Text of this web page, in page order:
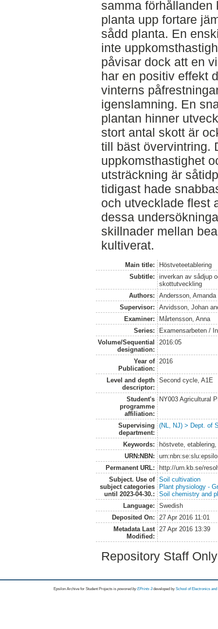
samma förhållanden
planta upp fortare
sådd planta. En
inte
påvisar dock att en
har en positiv effekt
vinterns
igenslamning. En
plantan hinner
stort antal skott är
till bäst övervintring.
uppkomsthastighet
utsträckning är
tidigast hade
och utvecklade flest
dessa
skillnader mellan
kultiverat.
Main title:
Höstveteetablering
Subtitle:
inverkan av sådjup
skottutveckling
Authors:
Andersson, Amanda
Supervisor:
Arvidsson, Johan
Examiner:
Mårtensson, Anna
Series:
Examensarbeten /
Volume/Sequential
designation:
2016:05
Year of
Publication:
2016
Level and depth
descriptor:
Second cycle, A1E
Student's
programme
affiliation:
NY003 Agricultural
Supervising
department:
(NL, NJ) > Dept. of
Keywords:
höstvete,
URN:NBN:
Permanent URL:
http://urn.kb.se/
Subject. Use of
subject categories
until 2023-04-30.:
Soil cultivation
Plant physiology -
Soil chemistry and
Language:
Swedish
Deposited On:
27 Apr 2016 11:01
Metadata Last
Modified:
27 Apr 2016 13:39
Repository Staff
Epsilon Archive for Student Projects is powored byEPrints 3 developed by School of Electronics